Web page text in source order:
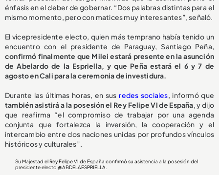
énfasis en el deber de gobernar. “Dos palabras distintas para el
mismo momento, pero con matices muy interesantes”, señaló.
El vicepresidente electo, quien más temprano había tenido un
encuentro con el presidente de Paraguay, Santiago Peña,
confirmó finalmente que Milei estará presente en la asunción
de Abelardo de la Espriella, y que Peña estará el 6 y 7 de
agosto en Cali para la ceremonia de investidura.
Durante las últimas horas, en sus redes sociales, informó que
también asistirá a la posesión el Rey Felipe VI de España, y dijo
que reafirma “el compromiso de trabajar por una agenda
conjunta que fortalezca la inversión, la cooperación y el
intercambio entre dos naciones unidas por profundos vínculos
históricos y culturales”.
Su Majestad el Rey Felipe VI de España confirmó su asistencia a la posesión del
presidente electo@ABDELAESPRIELLA